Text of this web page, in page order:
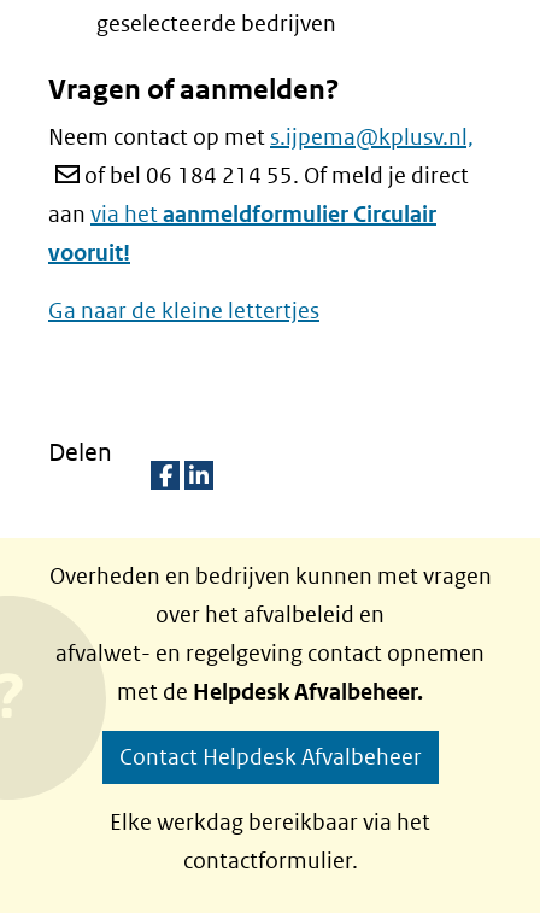
geselecteerde bedrijven
Vragen ofaanmelden?
Neem contact op met s.ijpema@kplusv.nl,
of bel 06 184 214 55. Of meld je direct
aan via het aanmeldformulier Circulair
vooruit!
Ga naar de kleine lettertjes
Delen
l
e
n
o
p
F
l
e
n
o
p
L
Overheden en bedrijven kunnen met vragen
over het afvalbeleid en
afvalwet- en regelgeving contact opnemen
met de Helpdesk Afvalbeheer.
Contact Helpdesk Afvalbeheer
Elke werkdag bereikbaar via het
contactformulier.